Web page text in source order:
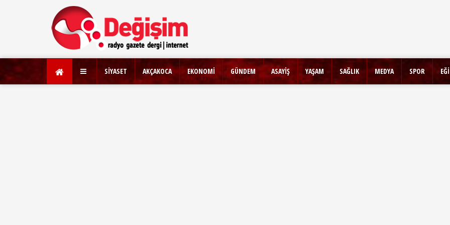
SİYASET AKÇAKOCA EKONOMİ GÜNDEM ASAYİŞ YAŞAM SAĞLIK MEDYA SPOR